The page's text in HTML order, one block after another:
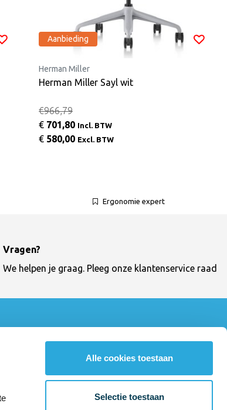
Alle cookies toestaan
Selectie toestaan
Aanbieding
Herman Miller
Herman Miller Sayl wit
€966,79
€ 701,80 Incl. BTW
€ 580,00 Excl. BTW
Ergonomie expert
Vragen?
We helpen je graag. Pleeg onze klantenservice raad
033 - 460 64 10
klantenservice@bureaustoelexpress.nl
3812 RN Amersfoort